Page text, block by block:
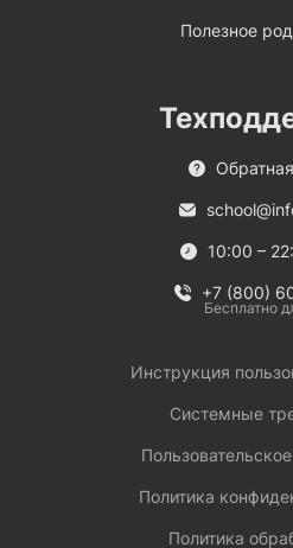
Полезное
10:00 –
+7 (800)
Бесплатно
Инструкция
Системные
Политика
Политика